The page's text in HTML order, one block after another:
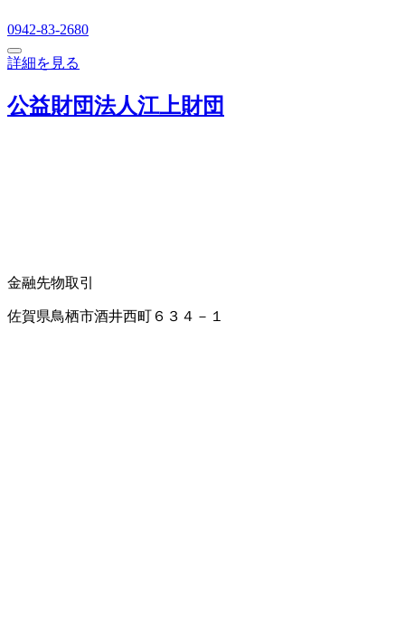
0942-83-2680
詳細を見る
公益財団法人江上財団
金融先物取引
佐賀県鳥栖市酒井西町６３４－１